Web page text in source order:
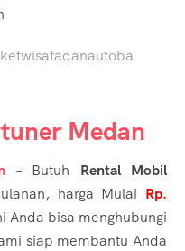
– Butuh Rental Mobil
harga Mulai Rp.
Anda bisa menghubungi
siap membantu Anda